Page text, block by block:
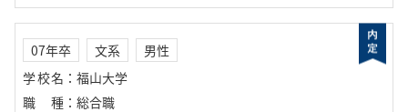
07年卒 文系
男性
学校名 ： 福山大学
職種 ： 総合職